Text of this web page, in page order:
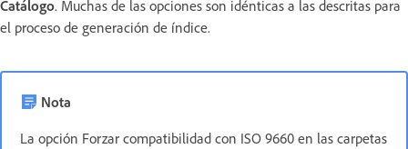
Catálogo. Muchas de las opciones son idénticas a las descritas para
el proceso de generación de índice.
Nota
La opción Forzar compatibilidad con ISO 9660 en las carpetas